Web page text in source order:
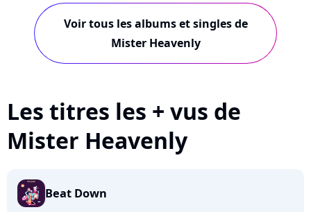
Voir tous les albums et singles de
Mister Heavenly
Les titres les + vus de
Mister Heavenly
Beat Down